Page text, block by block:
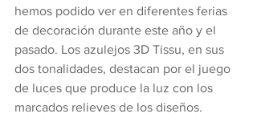
hemos podido ver en diferentes ferias
de decoración durante este año y el
pasado. Los azulejos 3D Tissu, en sus
dos tonalidades, destacan por el juego
de luces que produce la luz con los
marcados relieves de los diseños.